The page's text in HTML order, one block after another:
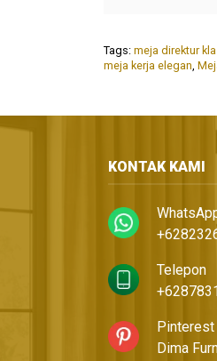
Tags: meja direktur
meja kerja elegan,
KONTAK KAMI
Telepon
Pinterest
Dima